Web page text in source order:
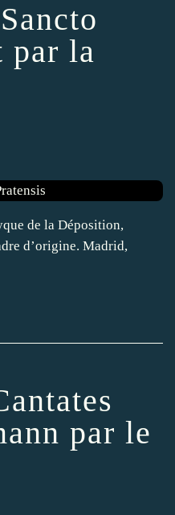
par la
de la Déposition,
d’origine. Madrid,
par le